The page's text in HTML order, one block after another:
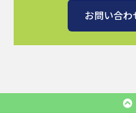
お問い合わ